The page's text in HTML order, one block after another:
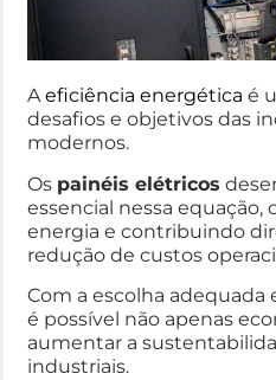
Aeficiência energética é
desafios e objetivos das
modernos.
Os painéis elétricos
essencial nessa equação,
energia e contribuindo
redução de custos
Com a escolha
é possível não apenas
aumentar a
industriais.